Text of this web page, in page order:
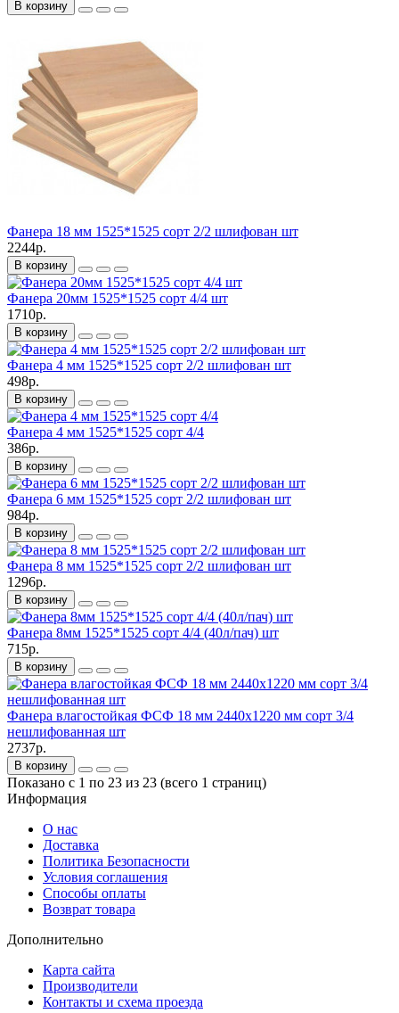
В корзину
Фанера 18 мм 1525*1525 сорт 2/2 шлифован шт
2244р.
В корзину
Фанера 20мм 1525*1525 сорт 4/4 шт
1710р.
В корзину
Фанера 4 мм 1525*1525 сорт 2/2 шлифован шт
498р.
В корзину
Фанера 4 мм 1525*1525 сорт 4/4
386р.
В корзину
Фанера 6 мм 1525*1525 сорт 2/2 шлифован шт
984р.
В корзину
Фанера 8 мм 1525*1525 сорт 2/2 шлифован шт
1296р.
В корзину
Фанера 8мм 1525*1525 сорт 4/4 (40л/пач) шт
715р.
В корзину
Фанера влагостойкая ФСФ 18 мм 2440х1220 мм сорт 3/4
нешлифованная шт
2737р.
В корзину
Показано с 1 по 23 из 23 (всего 1 страниц)
Информация
О нас
Доставка
Политика Безопасности
Условия соглашения
Способы оплаты
Возврат товара
Дополнительно
Карта сайта
Производители
Контакты и схема проезда